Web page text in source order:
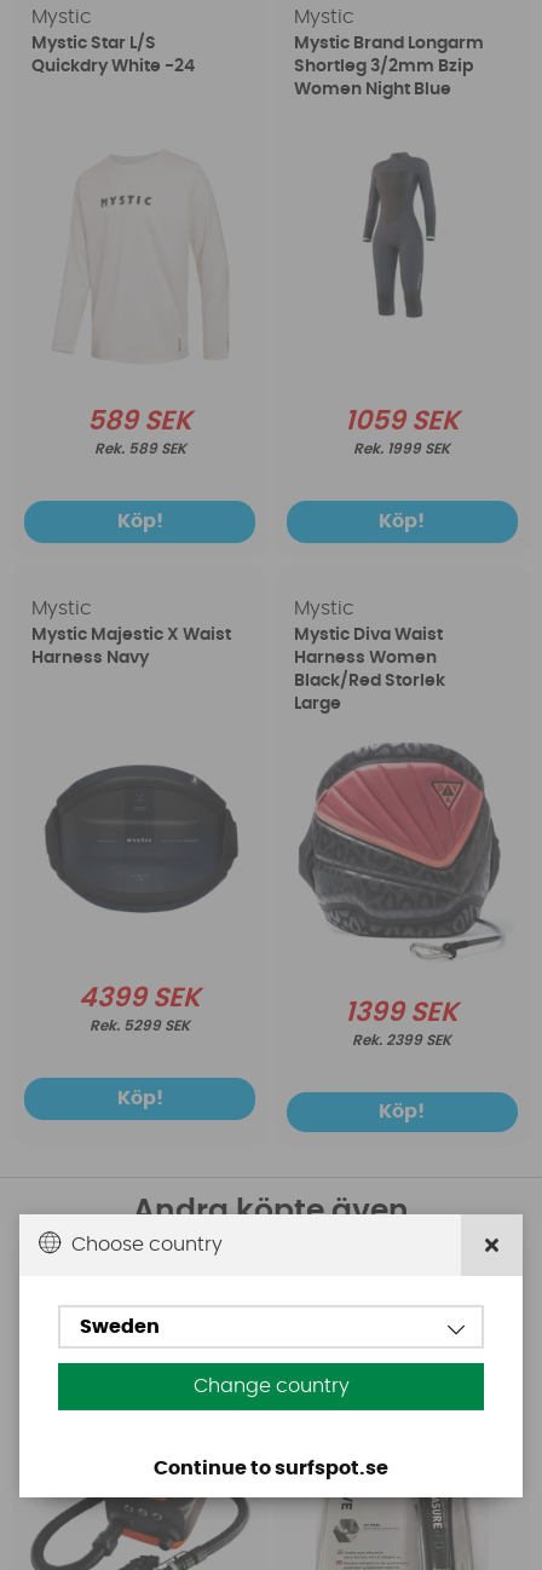
Mystic
Mystic Star L/S
Quickdry White -24
589 SEK
589 SEK
Köp!
Mystic
Mystic Brand Longarm
Shortleg 3/2mm Bzip
Women Night Blue
1059 SEK
1999 SEK
Köp!
Mystic
Mystic Majestic X Waist
Harness Navy
4399 SEK
5299 SEK
Köp!
Mystic
Mystic Diva Waist
Harness Women
Black/Red Storlek
Large
1399 SEK
2399 SEK
Köp!
Andra köpte även
Base Rechargeable
SUP Pump
Aquasure FD
Choose country
Sweden
Change country
Continue to surfspot.se